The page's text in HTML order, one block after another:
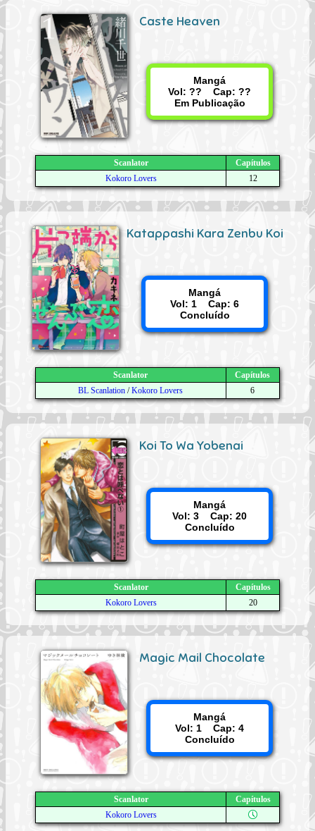
Caste Heaven
Mangá
Vol: ?? Cap: ??
Em Publicação
Scanlator
Capítulos
Kokoro Lovers
12
Katappashi Kara Zenbu Koi
Mangá
Vol: 1 Cap: 6
Concluído
Scanlator
Capítulos
BL Scanlation /Kokoro Lovers 6
Koi To Wa Yobenai
Mangá
Vol: 3 Cap: 20
Concluído
Scanlator
Capítulos
Kokoro Lovers
20
Magic Mail Chocolate
Mangá
Vol: 1 Cap: 4
Concluído
Scanlator
Capítulos
Kokoro Lovers